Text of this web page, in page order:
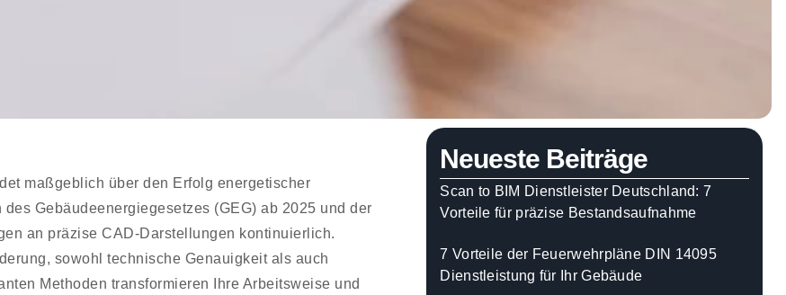
maßgeblich über den Erfolg energetischer
Gebäudeenergiegesetzes (GEG) ab 2025 und der
an präzise CAD-Darstellungen kontinuierlich.
sowohl technische Genauigkeit als auch
Methoden transformieren Ihre Arbeitsweise und
Neueste Beiträge
Scan to BIM Dienstleister Deutschland: 7
Vorteile für präzise Bestandsaufnahme
7 Vorteile der Feuerwehrpläne DIN 14095
Dienstleistung für Ihr Gebäude